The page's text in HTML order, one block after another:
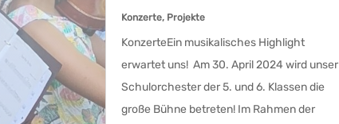
Konzerte, Projekte
KonzerteEin musikalisches Highlight
erwartet uns! Am 30. April 2024 wird unser
Schulorchester der 5. und 6. Klassen die
große Bühne betreten! Im Rahmen der